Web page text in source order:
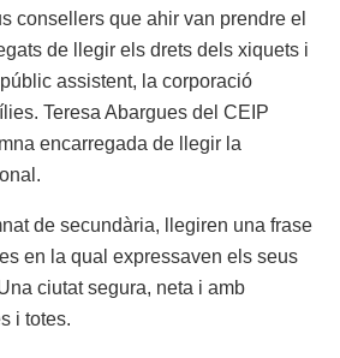
consellers que ahir van prendre el
de llegir els drets dels xiquets i
assistent, la corporació
Teresa Abargues del CEIP
encarregada de llegir la
de secundària, llegiren una frase
en la qual expressaven els seus
ciutat segura, neta i amb
i totes.